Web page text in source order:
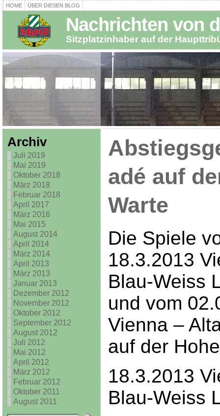
HOME ÜBER DIESEN BLOG
Nachrichten von
Sitzplatzinhaber auf der
Archiv
Juli 2019
Mai 2019
Oktober 2018
März 2018
Februar 2018
April 2017
März 2016
Mai 2015
August 2014
April 2014
März 2014
April 2013
März 2013
Januar 2013
Dezember 2012
November 2012
Oktober 2012
September 2012
August 2012
Juli 2012
Mai 2012
April 2012
März 2012
Februar 2012
Oktober 2011
August 2011
adé auf
Warte
Die Spiele
18.3.2013
Blau-Weiss
und vom
Vienna –
auf der
18.3.2013
Blau-Weiss